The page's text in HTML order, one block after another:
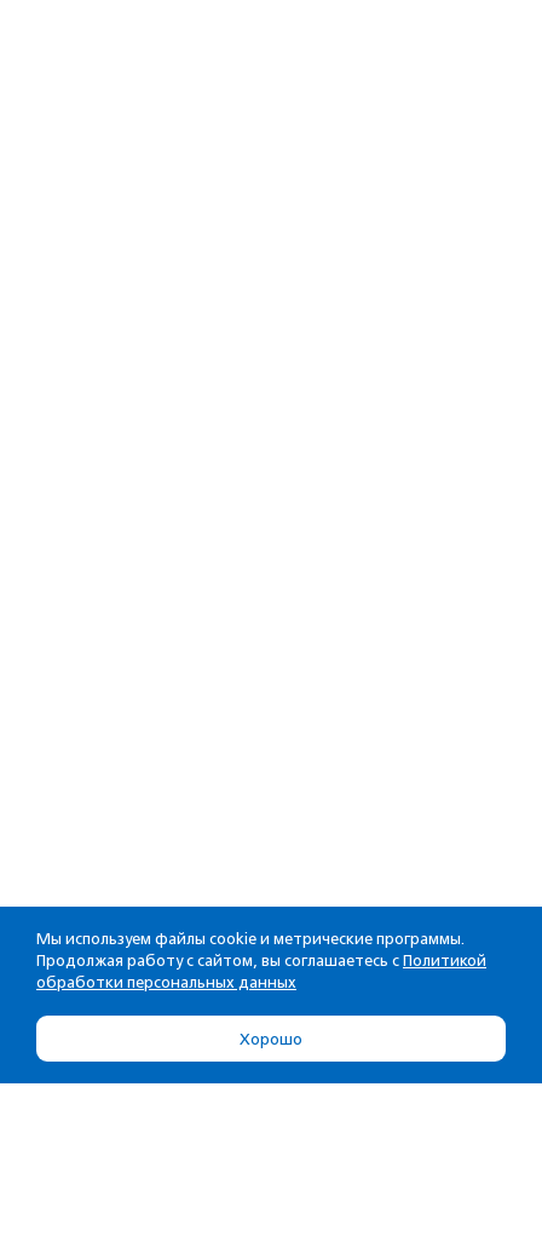
Мы используем файлы cookie и метрические программы.
Продолжая работу с сайтом, вы соглашаетесь с Политикой
обработки персональных данных
Хорошо